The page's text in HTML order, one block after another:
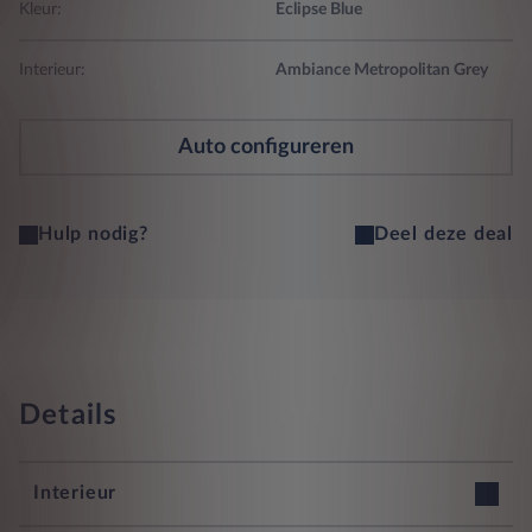
Kleur: Eclipse Blue
Interieur: Ambiance Metropolitan Grey
Auto configureren
Hulp nodig? Deel deze deal
Details
Interieur